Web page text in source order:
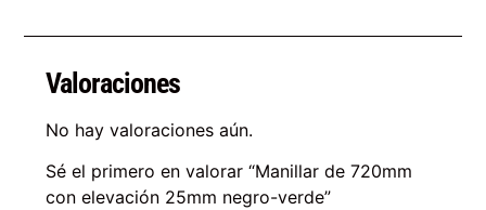
Valoraciones
No hay valoraciones aún.
Sé el primero en valorar “Manillar de 720mm
con elevación 25mm negro-verde”